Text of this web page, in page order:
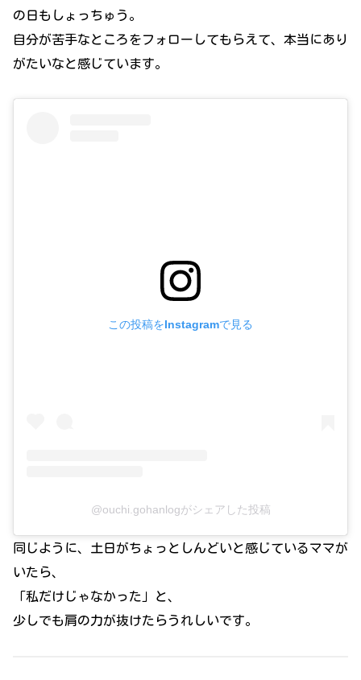
の日もしょっちゅう。
自分が苦手なところをフォローしてもらえて、本当にあり
がたいなと感じています。
この投稿をInstagramで見る
@ouchi.gohanlogがシェアした投稿
同じように、土日がちょっとしんどいと感じているママが
いたら、
「私だけじゃなかった」と、
少しでも肩の力が抜けたらうれしいです。